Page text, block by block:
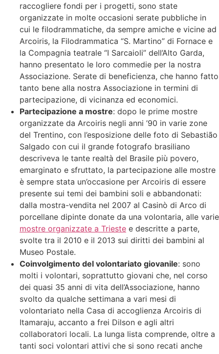
raccogliere fondi per i progetti, sono state
organizzate in molte occasioni serate pubbliche in
cui le filodrammatiche, da sempre amiche e vicine ad
Arcoiris, la Filodrammatica “S. Martino” di Fornace e
la Compagnia teatrale “I Sarcaioli” dell’Alto Garda,
hanno presentato le loro commedie per la nostra
Associazione. Serate di beneficienza, che hanno fatto
tanto bene alla nostra Associazione in termini di
partecipazione, di vicinanza ed economici.
Partecipazione a mostre: dopo le prime mostre
organizzate da Arcoiris negli anni ’90 in varie zone
del Trentino, con l’esposizione delle foto di Sebastião
Salgado con cui il grande fotografo brasiliano
descriveva le tante realtà del Brasile più povero,
emarginato e sfruttato, la partecipazione alle mostre
è sempre stata un’occasione per Arcoiris di essere
presente sui temi dei bambini soli e abbandonati:
dalla mostra-vendita nel 2007 al Casinò di Arco di
porcellane dipinte donate da una volontaria, alle varie
mostre organizzate a Trieste e descritte a parte,
svolte tra il 2010 e il 2013 sui diritti dei bambini al
Museo Postale.
Coinvolgimento del volontariato giovanile: sono
molti i volontari, soprattutto giovani che, nel corso
dei quasi 35 anni di vita dell’Associazione, hanno
svolto da qualche settimana a vari mesi di
volontariato nella Casa di accoglienza Arcoiris di
Itamaraju, accanto a frei Dilson e agli altri
collaboratori locali. La lunga lista comprende, oltre a
tanti soci volontari attivi che si sono recati anche